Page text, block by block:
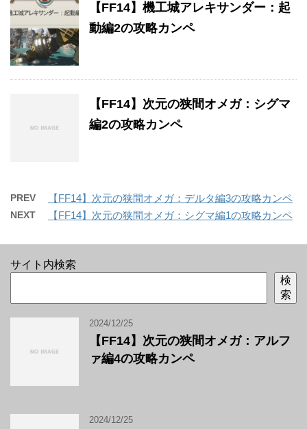
【FF14】機工城アレキサンダー：起
動編2の攻略カンペ
【FF14】次元の狭間オメガ：シグマ
編2の攻略カンペ
PREV 【FF14】次元の狭間オメガ：デルタ編3の攻略カンペ
NEXT 【FF14】次元の狭間オメガ：シグマ編1の攻略カンペ
サイト内検索
検
索
2024/12/25
【FF14】次元の狭間オメガ：アルフ
ァ編4の攻略カンペ
2024/12/25